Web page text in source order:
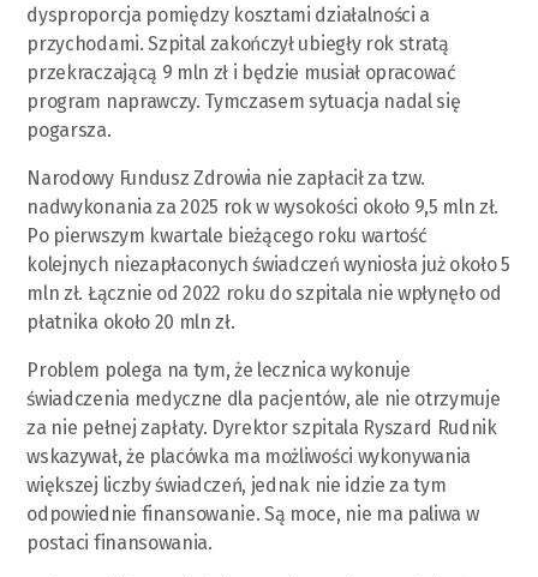
dysproporcja pomiędzy kosztami działalności a
przychodami. Szpital zakończył ubiegły rok stratą
przekraczającą 9 mln zł i będzie musiał opracować
program naprawczy. Tymczasem sytuacja nadal się
pogarsza.
Narodowy Fundusz Zdrowia nie zapłacił za tzw.
nadwykonania za 2025 rok w wysokości około 9,5 mln zł.
Po pierwszym kwartale bieżącego roku wartość
kolejnych niezapłaconych świadczeń wyniosła już około 5
mln zł. Łącznie od 2022 roku do szpitala nie wpłynęło od
płatnika około 20 mln zł.
Problem polega na tym, że lecznica wykonuje
świadczenia medyczne dla pacjentów, ale nie otrzymuje
za nie pełnej zapłaty. Dyrektor szpitala Ryszard Rudnik
wskazywał, że placówka ma możliwości wykonywania
większej liczby świadczeń, jednak nie idzie za tym
odpowiednie finansowanie. Są moce, nie ma paliwa w
postaci finansowania.